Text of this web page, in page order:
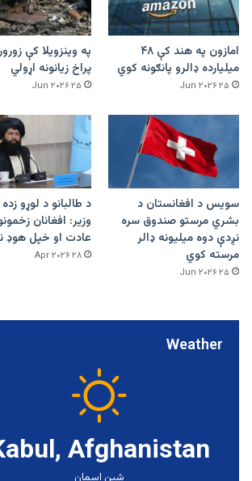
امازون په هند کې ۴۸
میلیارده ډالرو پانګونه کوي
۲۵ Jun ۲۰۲۶
په وینزویلا کې
پراخ زیانونه اړولي
۲۵ Jun ۲۰۲۶
سویس د افغانستان د
بشري مرستو صندوق سره
نږدې دوه میلیونه ډالر
مرسته کوي
۲۵ Jun ۲۰۲۶
د طالبانو د لوړو
وزیر: افغانان
عادت او خپل هوډ
۲۸ Apr ۲۰۲۶
Weather
Afghanistan